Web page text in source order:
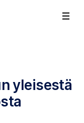
yleisestä